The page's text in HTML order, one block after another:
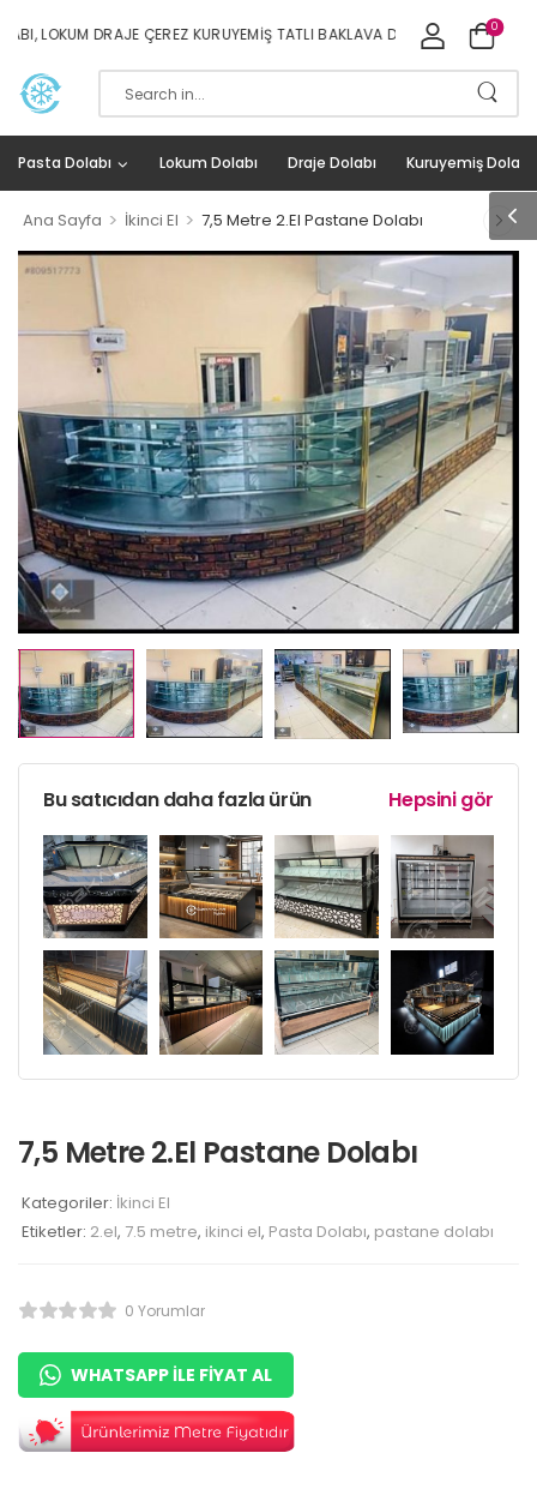
DRAJE ÇEREZ KURUYEMIŞ TATLI BAKLAVA DOLAPLARI İMALAT VE SATIŞ
0
Pasta Dolabı Lokum Dolabı Draje Dolabı Kuruyemiş Dolabı
Ana Sayfa > İkinci El > 7,5 Metre 2.El Pastane Dolabı
Bu satıcıdan daha fazla ürün Hepsini gör
7,5 Metre 2.El Pastane Dolabı
Kategoriler: İkinci El
Etiketler: 2.el, 7.5 metre, ikinci el, Pasta Dolabı, pastane dolabı
0 Yorumlar
WHATSAPP ILE FIYAT AL